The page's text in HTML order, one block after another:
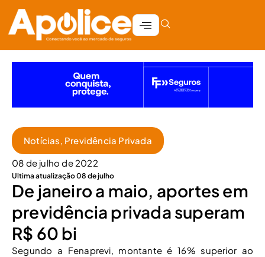
Notícias, Previdência Privada
08 de julho de 2022
Ultima atualização 08 de julho
De janeiro a maio, aportes em
previdência privada superam
R$ 60 bi
Segundo a Fenaprevi, montante é 16% superior ao